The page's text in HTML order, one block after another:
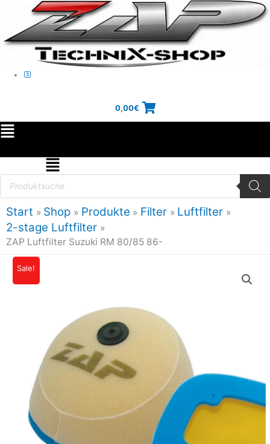
springen
0,00€
Main
Menu
Flyout
Menu
Products
search
Start Shop Produkte Filter
Luftfilter
2-stage Luftfilter
ZAP Luftfilter Suzuki RM 80/85 86-
Sale!
war:
12,90€
11,48€.
ZAP
Luftfilter